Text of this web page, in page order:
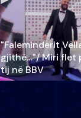
"Faleminderit
gjithë…"/ Miri flet
tij në BBV